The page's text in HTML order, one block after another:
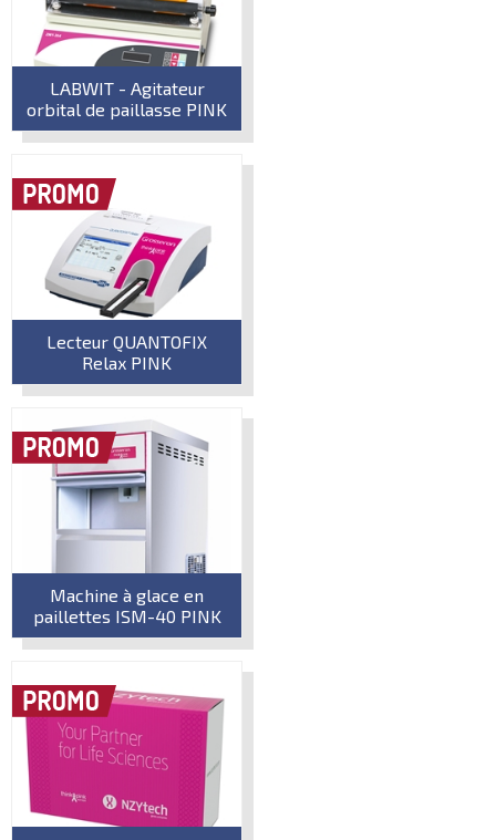
LABWIT - Agitateur
orbital de paillasse PINK
Lecteur QUANTOFIX
Relax PINK
Machine à glace en
paillettes ISM-40 PINK